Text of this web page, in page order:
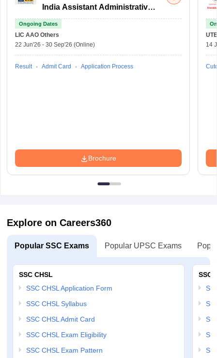
India Assistant Administrative
Officer
Ongoing Dates
LIC AAO Others
22 Jun'26 - 30 Sep'26 (Online)
Result Admit Card Application Process
Brochure
14
Explore on Careers360
Popular SSC Exams Popular UPSC Exams
SSC CHSL
SSC CHSL Application Form
SSC CHSL Syllabus
SSC CHSL Admit Card
SSC CHSL Exam Eligibility
SSC CHSL Exam Pattern
SSC